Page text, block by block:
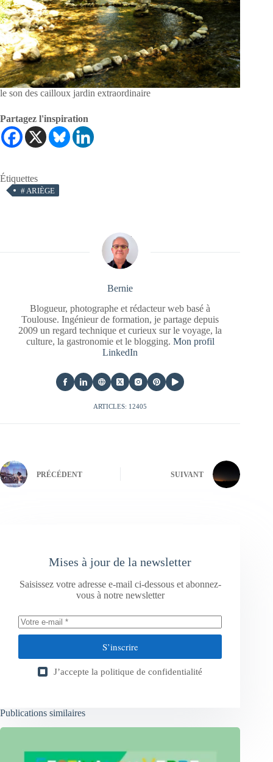
le son des cailloux jardin extraordinaire
Partagez l'inspiration
Étiquettes
# ARIÈGE
Bernie
Blogueur, photographe et rédacteur web basé à
Toulouse. Ingénieur de formation, je partage depuis
2009 un regard technique et curieux sur le voyage, la
culture, la gastronomie et le blogging. Mon profil
LinkedIn
ARTICLES: 12405
PRÉCÉDENT SUIVANT
Mises à jour de la newsletter
Saisissez votre adresse e-mail ci-dessous et abonnez-
vous à notre newsletter
S’inscrire
J’accepte la politique de confidentialité
Publications similaires